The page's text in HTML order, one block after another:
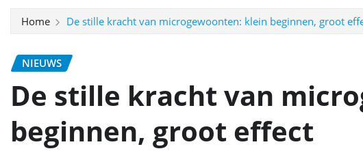
Home De stille kracht van microgewoonten: klein beginnen, groot
NIEUWS
De stille kracht van
beginnen, groot effect